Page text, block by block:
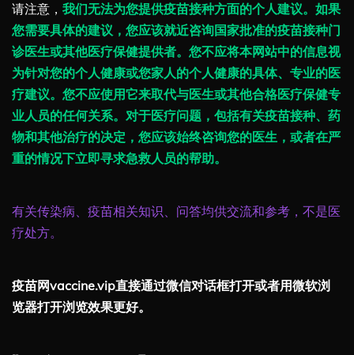
请注意， 我们无法为您提供疫苗接种方面的个人建议。如果
您需要具体的建议，您应该就近咨询国家批准的疫苗接种门
诊医生或其他医疗保健提供者。您不应将本网站中的信息视
为针对您的个人健康或您家人的个人健康的具体、专业的医
疗建议。您不应使用它来取代与医生或其他合格医疗保健专
业人员的任何关系。对于医疗问题，包括有关疫苗接种、药
物和其他治疗的决定，您应该始终咨询您的医生，或者在严
重的情况下立即寻求急救人员的帮助。
有关传染病、疫苗相关知识、问答均供交流和参考，不是医
疗处方。
疫苗网vaccine.vip直接通过微信对话框打开或者用微软浏
览器打开浏览效果更好。